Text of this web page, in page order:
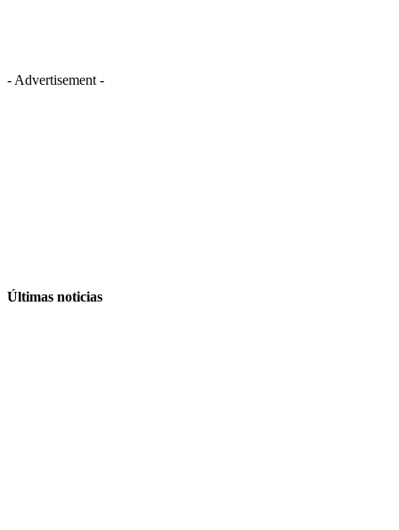
- Advertisement -
Últimas noticias